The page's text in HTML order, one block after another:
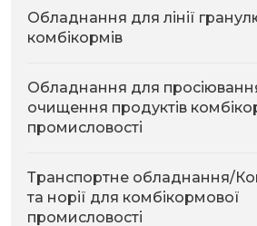
Обладнання для лінії
комбікормів
Обладнання для
очищення продуктів
промисловості
Транспортне обладнання/
та норії для комбікормової
промисловості